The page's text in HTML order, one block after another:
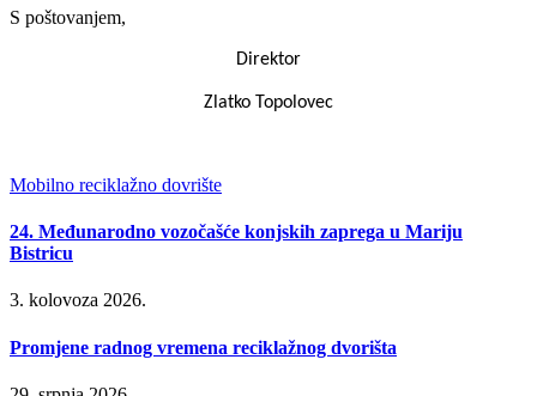
S poštovanjem,
Direktor
Zlatko Topolovec
Mobilno reciklažno dovrište
24. Međunarodno vozočašće konjskih zaprega u Mariju
Bistricu
3. kolovoza 2026.
Promjene radnog vremena reciklažnog dvorišta